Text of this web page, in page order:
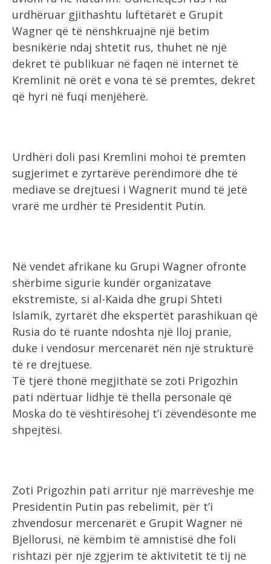
urdhëruar gjithashtu luftëtarët e Grupit
Wagner që të nënshkruajnë një betim
besnikërie ndaj shtetit rus, thuhet në një
dekret të publikuar në faqen në internet të
Kremlinit në orët e vona të së premtes, dekret
që hyri në fuqi menjëherë.
Urdhëri doli pasi Kremlini mohoi të premten
sugjerimet e zyrtarëve perëndimorë dhe të
mediave se drejtuesi i Wagnerit mund të jetë
vrarë me urdhër të Presidentit Putin.
Në vendet afrikane ku Grupi Wagner ofronte
shërbime sigurie kundër organizatave
ekstremiste, si al-Kaida dhe grupi Shteti
Islamik, zyrtarët dhe ekspertët parashikuan që
Rusia do të ruante ndoshta një lloj pranie,
duke i vendosur mercenarët nën një strukturë
të re drejtuese.
Të tjerë thonë megjithatë se zoti Prigozhin
pati ndërtuar lidhje të thella personale që
Moska do të vështirësohej t’i zëvendësonte me
shpejtësi.
Zoti Prigozhin pati arritur një marrëveshje me
Presidentin Putin pas rebelimit, për t’i
zhvendosur mercenarët e Grupit Wagner në
Bjellorusi, në këmbim të amnistisë dhe foli
rishtazi për një zgjerim të aktivitetit të tij në